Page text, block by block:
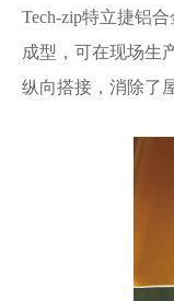
Tech-zip特立捷铝
成型，可在现场生
纵向搭接，消除了